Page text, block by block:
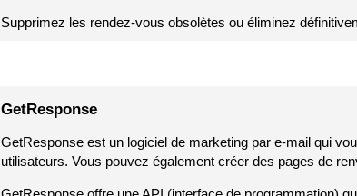
Supprimez les rendez-vous obsolètes ou éliminez
GetResponse
GetResponse est un logiciel de marketing par e-mail qui
utilisateurs. Vous pouvez également créer des pages de